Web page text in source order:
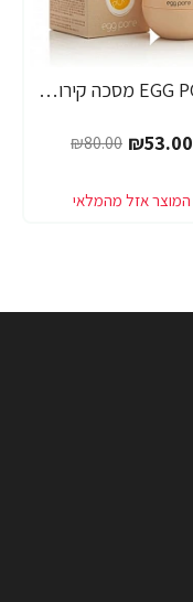
EGG PORE מסכה קירור לכיווץ נקבוביות 30 גרם - מבית Tony Moly
₪53.00
₪80.00